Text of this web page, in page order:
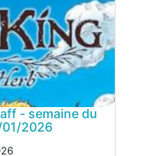
- semaine du
2026